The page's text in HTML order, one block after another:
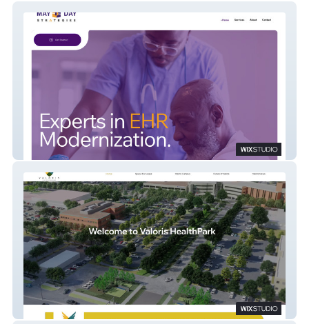
May Day Strategies
Valoris HealthPark